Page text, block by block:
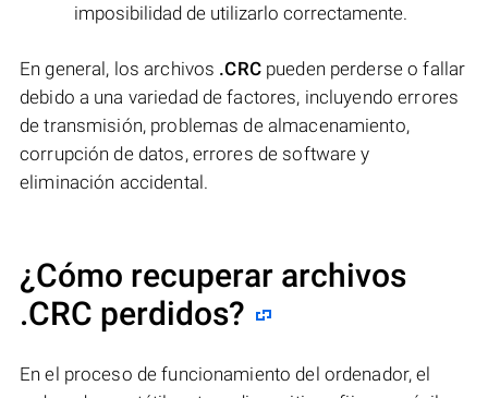
imposibilidad de utilizarlo correctamente.
En general, los archivos .CRCpueden perderse o fallar
debido a una variedad de factores, incluyendo errores
de transmisión, problemas de almacenamiento,
corrupción de datos, errores de software y
eliminación accidental.
¿Cómo recuperar archivos
.CRC perdidos?
En el proceso de funcionamiento del ordenador, el